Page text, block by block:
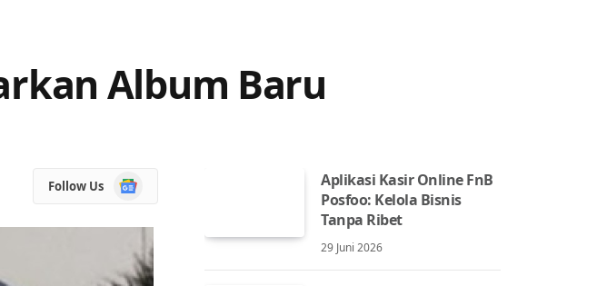
Album Baru
Follow Us
Google
News
Aplikasi Kasir Online FnB
Posfoo: Kelola Bisnis
Tanpa Ribet
29 Juni 2026